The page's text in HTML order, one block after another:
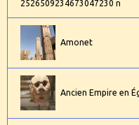
Amonet
Ancien Empire en